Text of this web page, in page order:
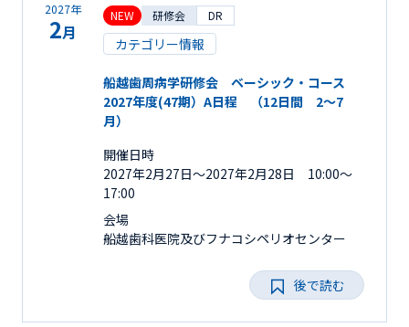
2027年
2月
NEW 研修会 DR
カテゴリー情報
船越歯周病学研修会 ベーシック・コース
2027年度(47期）A日程 （12日間 2～7
月）
開催日時
2027年2月27日〜2027年2月28日 10:00～
17:00
会場
船越歯科医院及びフナコシペリオセンター
後で読む